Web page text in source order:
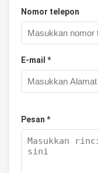
Nomor telepon
E-mail *
Pesan *